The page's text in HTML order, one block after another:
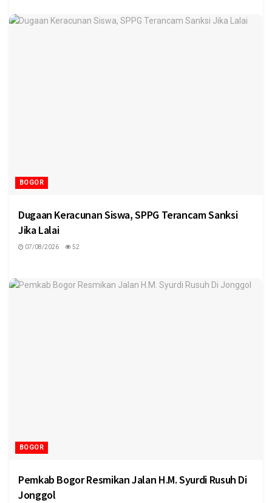
BOGOR
Dugaan Keracunan Siswa, SPPG Terancam Sanksi
Jika Lalai
07/08/2026 52
BOGOR
Pemkab Bogor Resmikan Jalan H.M. Syurdi Rusuh Di
Jonggol